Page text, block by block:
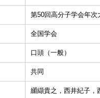
第50回高分子学会年次
全国学会
口頭（一般）
共同
纐纈貴之，西井紀子，